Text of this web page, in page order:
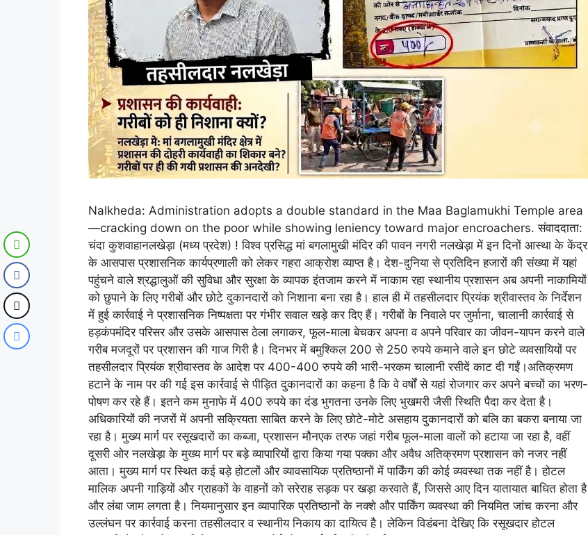
Nalkheda: Administration adopts a double standard in the Maa Baglamukhi Temple area
—cracking down on the poor while showing leniency toward major encroachers. संवाददाता:
चंदा कुशवाहानलखेड़ा (मध्य प्रदेश) ! विश्व प्रसिद्ध मां बगलामुखी मंदिर की पावन नगरी नलखेड़ा में इन दिनों आस्था के केंद्र
के आसपास प्रशासनिक कार्यप्रणाली को लेकर गहरा आक्रोश व्याप्त है। देश-दुनिया से प्रतिदिन हजारों की संख्या में यहां
पहुंचने वाले श्रद्धालुओं की सुविधा और सुरक्षा के व्यापक इंतजाम करने में नाकाम रहा स्थानीय प्रशासन अब अपनी नाकामियों
को छुपाने के लिए गरीबों और छोटे दुकानदारों को निशाना बना रहा है। हाल ही में तहसीलदार प्रियंक श्रीवास्तव के निर्देशन
में हुई कार्रवाई ने प्रशासनिक निष्पक्षता पर गंभीर सवाल खड़े कर दिए हैं। गरीबों के निवाले पर जुर्माना, चालानी कार्रवाई से
हड़कंपमंदिर परिसर और उसके आसपास ठेला लगाकर, फूल-माला बेचकर अपना व अपने परिवार का जीवन-यापन करने वाले
गरीब मजदूरों पर प्रशासन की गाज गिरी है। दिनभर में बमुश्किल 200 से 250 रुपये कमाने वाले इन छोटे व्यवसायियों पर
तहसीलदार प्रियंक श्रीवास्तव के आदेश पर 400-400 रुपये की भारी-भरकम चालानी रसीदें काट दी गईं।अतिक्रमण
हटाने के नाम पर की गई इस कार्रवाई से पीड़ित दुकानदारों का कहना है कि वे वर्षों से यहां रोजगार कर अपने बच्चों का भरण-
पोषण कर रहे हैं। इतने कम मुनाफे में 400 रुपये का दंड भुगतना उनके लिए भुखमरी जैसी स्थिति पैदा कर देता है।
अधिकारियों की नजरों में अपनी सक्रियता साबित करने के लिए छोटे-मोटे असहाय दुकानदारों को बलि का बकरा बनाया जा
रहा है। मुख्य मार्ग पर रसूखदारों का कब्जा, प्रशासन मौनएक तरफ जहां गरीब फूल-माला वालों को हटाया जा रहा है, वहीं
दूसरी ओर नलखेड़ा के मुख्य मार्ग पर बड़े व्यापारियों द्वारा किया गया पक्का और अवैध अतिक्रमण प्रशासन को नजर नहीं
आता। मुख्य मार्ग पर स्थित कई बड़े होटलों और व्यावसायिक प्रतिष्ठानों में पार्किंग की कोई व्यवस्था तक नहीं है। होटल
मालिक अपनी गाड़ियों और ग्राहकों के वाहनों को सरेराह सड़क पर खड़ा करवाते हैं, जिससे आए दिन यातायात बाधित होता है
और लंबा जाम लगता है। नियमानुसार इन व्यापारिक प्रतिष्ठानों के नक्शे और पार्किंग व्यवस्था की नियमित जांच करना और
उल्लंघन पर कार्रवाई करना तहसीलदार व स्थानीय निकाय का दायित्व है। लेकिन विडंबना देखिए कि रसूखदार होटल